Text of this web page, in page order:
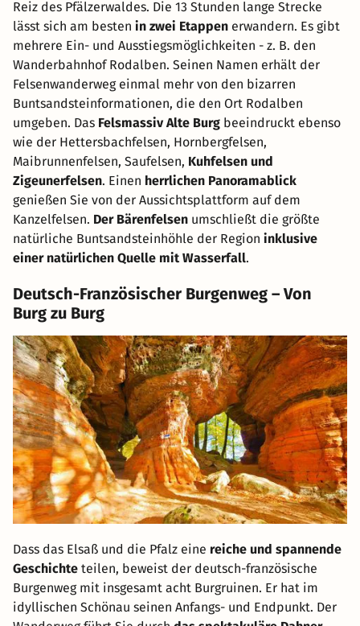
Reiz des Pfälzerwaldes. Die 13 Stunden lange Strecke
lässt sich am besten in zwei Etappen erwandern. Es gibt
mehrere Ein- und Ausstiegsmöglichkeiten - z. B. den
Wanderbahnhof Rodalben. Seinen Namen erhält der
Felsenwanderweg einmal mehr von den bizarren
Buntsandsteinformationen, die den Ort Rodalben
umgeben. Das Felsmassiv Alte Burg beeindruckt ebenso
wie der Hettersbachfelsen, Hornbergfelsen,
Maibrunnenfelsen, Saufelsen, Kuhfelsen und
Zigeunerfelsen. Einen herrlichen Panoramablick
genießen Sie von der Aussichtsplattform auf dem
Kanzelfelsen. Der Bärenfelsen umschließt die größte
natürliche Buntsandsteinhöhle der Region inklusive
einer natürlichen Quelle mit Wasserfall.
Deutsch-Französischer Burgenweg – Von
Burg zu Burg
Dass das Elsaß und die Pfalz eine reiche und spannende
Geschichte teilen, beweist der deutsch-französische
Burgenweg mit insgesamt acht Burgruinen. Er hat im
idyllischen Schönau seinen Anfangs- und Endpunkt. Der